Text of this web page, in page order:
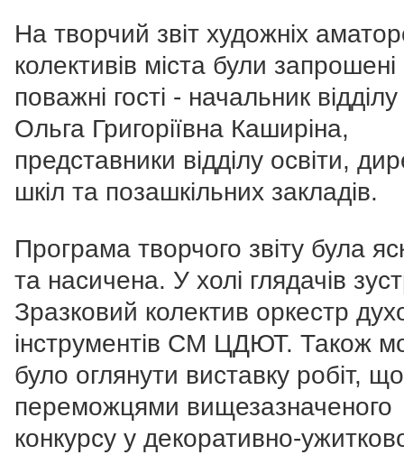
На творчий звіт художніх
колективів міста були запрошені
поважні гості - начальник відділу
Ольга Григоріївна Каширіна,
представники відділу освіти,
шкіл та позашкільних закладів.
Програма творчого звіту була
та насичена. У холі глядачів
Зразковий колектив оркестр
інструментів СМ ЦДЮТ. Також
було оглянути виставку робіт,
переможцями вищезазначеного
конкурсу у декоративно-